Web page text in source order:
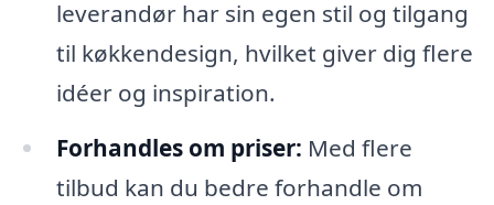
leverandør har sin egen stil og tilgang
til køkkendesign, hvilket giver dig flere
idéer og inspiration.
Forhandles om priser: Med flere
tilbud kan du bedre forhandle om